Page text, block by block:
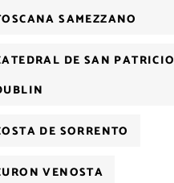
SAMEZZANO
DE SAN PATRICIO
DE SORRENTO
VENOSTA